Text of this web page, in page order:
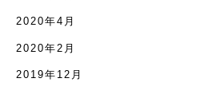
2020年4月
2020年2月
2019年12月